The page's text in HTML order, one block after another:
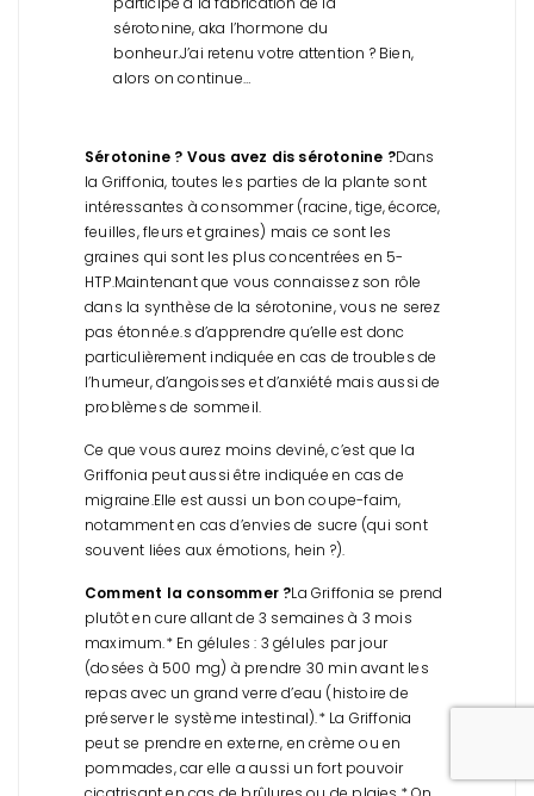
sérotonine, aka l’hormone du
bonheur.J’ai retenu votre attention ? Bien,
alors on continue…
Sérotonine ? Vous avez dis sérotonine ?Dans
la Griffonia, toutes les parties de la plante sont
intéressantes à consommer (racine, tige, écorce,
feuilles, fleurs et graines) mais ce sont les
graines qui sont les plus concentrées en 5-
HTP.Maintenant que vous connaissez son rôle
dans la synthèse de la sérotonine, vous ne serez
pas étonné.e.s d’apprendre qu’elle est donc
particulièrement indiquée en cas de troubles de
l’humeur, d’angoisses et d’anxiété mais aussi de
problèmes de sommeil.
Ce que vous aurez moins deviné, c’est que la
Griffonia peut aussi être indiquée en cas de
migraine.Elle est aussi un bon coupe-faim,
notamment en cas d’envies de sucre (qui sont
souvent liées aux émotions, hein ?).
Comment la consommer ?La Griffonia se prend
plutôt en cure allant de 3 semaines à 3 mois
maximum.* En gélules : 3 gélules par jour
(dosées à 500 mg) à prendre 30 min avant les
repas avec un grand verre d’eau (histoire de
préserver le système intestinal).* La Griffonia
peut se prendre en externe, en crème ou en
pommades, car elle a aussi un fort pouvoir